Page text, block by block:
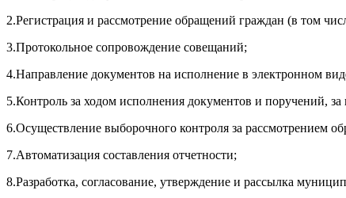
2.Регистрация и рассмотрение обращений граждан (в том
3.Протокольное сопровождение совещаний;
4.Направление документов на исполнение в электронном
5.Контроль за ходом исполнения документов и поручений,
6.Осуществление выборочного контроля за рассмотрением
7.Автоматизация составления отчетности;
8.Разработка, согласование, утверждение и рассылка